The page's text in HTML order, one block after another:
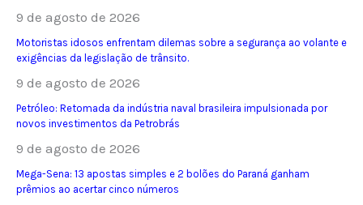
9 de agosto de 2026
Motoristas idosos enfrentam dilemas sobre a segurança ao volante e
exigências da legislação de trânsito.
9 de agosto de 2026
Petróleo: Retomada da indústria naval brasileira impulsionada por
novos investimentos da Petrobrás
9 de agosto de 2026
Mega-Sena: 13 apostas simples e 2 bolões do Paraná ganham
prêmios ao acertar cinco números